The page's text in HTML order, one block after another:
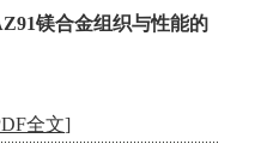
镁合金组织与性能的
全文]